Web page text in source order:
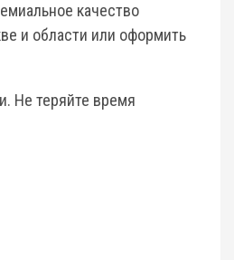
качество
и области или оформить
Не теряйте время